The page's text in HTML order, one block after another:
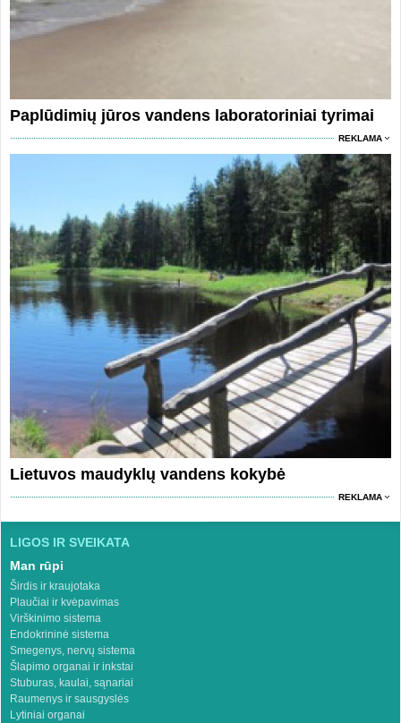
Paplūdimių jūros vandens laboratoriniai tyrimai
REKLAMA
Lietuvos maudyklų vandens kokybė
REKLAMA
LIGOS IR SVEIKATA
Man rūpi
Širdis ir kraujotaka
Plaučiai ir kvėpavimas
Virškinimo sistema
Endokrininė sistema
Smegenys, nervų sistema
Šlapimo organai ir inkstai
Stuburas, kaulai, sąnariai
Raumenys ir sausgyslės
Lytiniai organai